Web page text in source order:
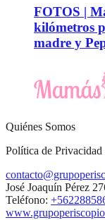
FOTOS |
kilómetros
madre y
Quiénes Somos
Política de Privacidad
José Joaquín Pérez
Teléfono: